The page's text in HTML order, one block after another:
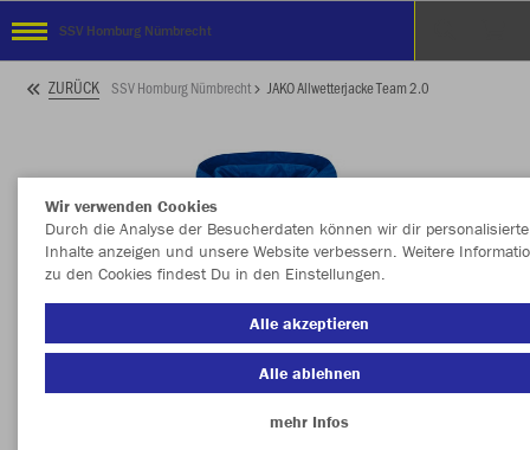
SSV Homburg Nümbrecht
ZURÜCK SSV Homburg Nümbrecht JAKO Allwetterjacke Team 2.0
Wir verwenden Cookies
Durch die Analyse der Besucherdaten können wir dir personalisierte
Inhalte anzeigen und unsere Website verbessern. Weitere
zu den Cookies findest Du in den Einstellungen.
Alle akzeptieren
Alle ablehnen
mehr Infos